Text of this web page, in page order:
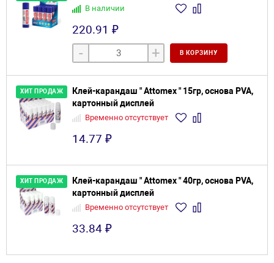
В наличии
220.91 ₽
- + В КОРЗИНУ
ХИТ ПРОДАЖ
Клей-карандаш " Attomex " 15гр, основа PVA,
картонный дисплей
Временно отсутствует
14.77 ₽
ХИТ ПРОДАЖ
Клей-карандаш " Attomex " 40гр, основа PVA,
картонный дисплей
Временно отсутствует
33.84 ₽